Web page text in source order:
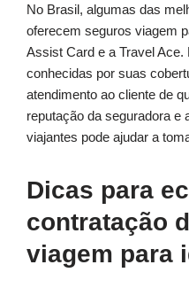
No Brasil, algumas das
oferecem seguros viagem
Assist Card e a Travel
conhecidas por suas
atendimento ao cliente de
reputação da seguradora e
viajantes pode ajudar a
Dicas para
contratação
viagem para